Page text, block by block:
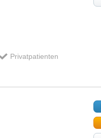
Privatpatienten